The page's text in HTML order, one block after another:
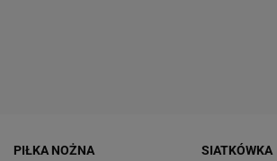
PIŁKA NOŻNA SIATKÓWKA